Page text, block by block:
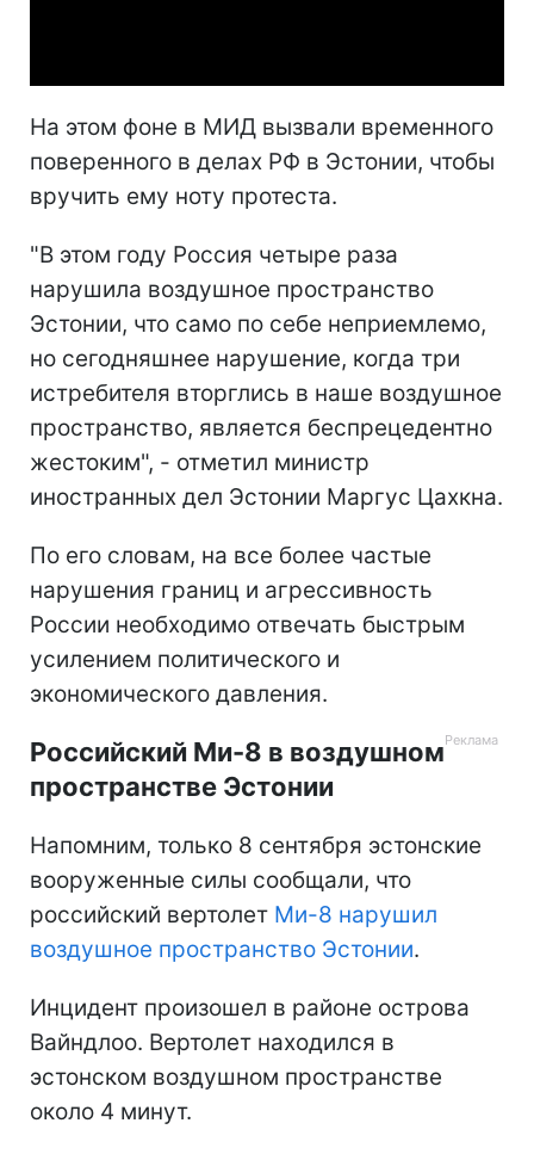
На этом фоне в МИД вызвали временного
поверенного в делах РФ в Эстонии, чтобы
вручить ему ноту протеста.
"В этом году Россия четыре раза
нарушила воздушное пространство
Эстонии, что само по себе неприемлемо,
но сегодняшнее нарушение, когда три
истребителя вторглись в наше воздушное
пространство, является беспрецедентно
жестоким", - отметил министр
иностранных дел Эстонии Маргус Цахкна.
По его словам, на все более частые
нарушения границ и агрессивность
России необходимо отвечать быстрым
усилением политического и
экономического давления.
Российский Ми-8 в воздушном
пространстве Эстонии
Напомним, только 8 сентября эстонские
вооруженные силы сообщали, что
российский вертолет Ми-8 нарушил
воздушное пространство Эстонии.
Инцидент произошел в районе острова
Вайндлоо. Вертолет находился в
эстонском воздушном пространстве
около 4 минут.